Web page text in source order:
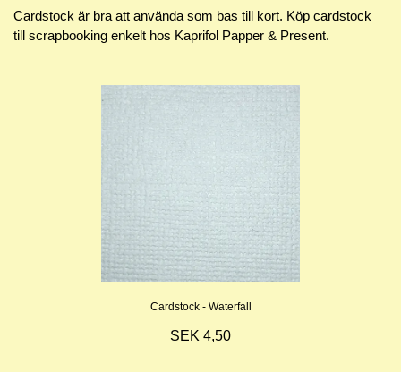
Cardstock är bra att använda som bas till kort. Köp cardstock
till scrapbooking enkelt hos Kaprifol Papper & Present.
Cardstock - Waterfall
SEK 4,50